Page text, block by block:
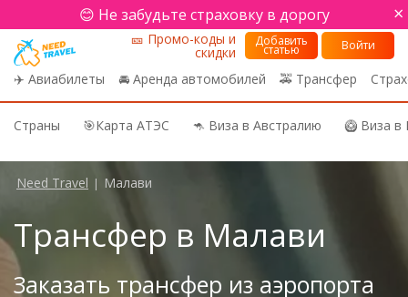
😊 Не забудьте страховку в дорогу ×
✈️ Авиабилеты 🚘 Аренда автомобилей 🚕 Трансфер
🎫 Промо-коды и
скидки
Добавить
статью Войти
Страны 🎯Карта АТЭС 🦘 Виза в Австралию 🥝 Виза
Need Travel | Малави
Трансфер в Малави
Заказать трансфер из аэропорта